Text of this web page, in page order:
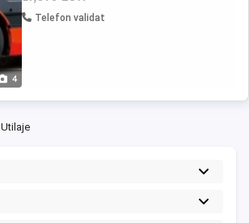
4
Telefon validat
Utilaje